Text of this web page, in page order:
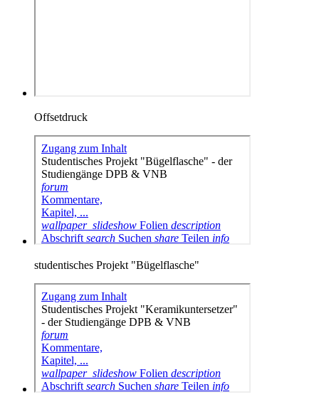
Offsetdruck
studentisches Projekt "Bügelflasche"